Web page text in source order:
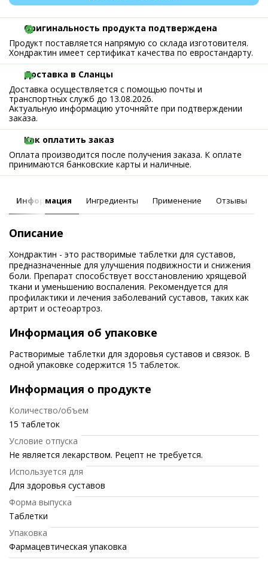
Оригинальность продукта подтверждена
Продукт поставляется напрямую со склада изготовителя.
Хондрактин имеет сертификат качества по евростандарту.
Доставка в Сланцы
Доставка осуществляется с помощью почты и
транспортных служб до 13.08.2026.
Актуальную информацию уточняйте при подтверждении
заказа.
Как оплатить заказ
Оплата производится после получения заказа. К оплате
принимаются банковские карты и наличные.
Информация Ингредиенты Применение Отзывы
Описание
Хондрактин - это растворимые таблетки для суставов,
предназначенные для улучшения подвижности и снижения
боли. Препарат способствует восстановлению хрящевой
ткани и уменьшению воспаления. Рекомендуется для
профилактики и лечения заболеваний суставов, таких как
артрит и остеоартроз.
Информация об упаковке
Растворимые таблетки для здоровья суставов и связок. В
одной упаковке содержится 15 таблеток.
Информация о продукте
Количество/объем
15 таблеток
Условие отпуска
Не является лекарством. Рецепт не требуется.
Используется для
Для здоровья суставов
Форма выпуска
Таблетки
Упаковка
Фармацевтическая упаковка